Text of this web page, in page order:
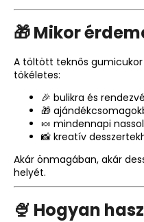
🎁 Mikor
A töltött teknős
tökéletes:
🎉 bulikra és
🎁
🍬 mindennapi
📸 kreatív
Akár önmagában, akár
helyét.
🍨 Hogyan